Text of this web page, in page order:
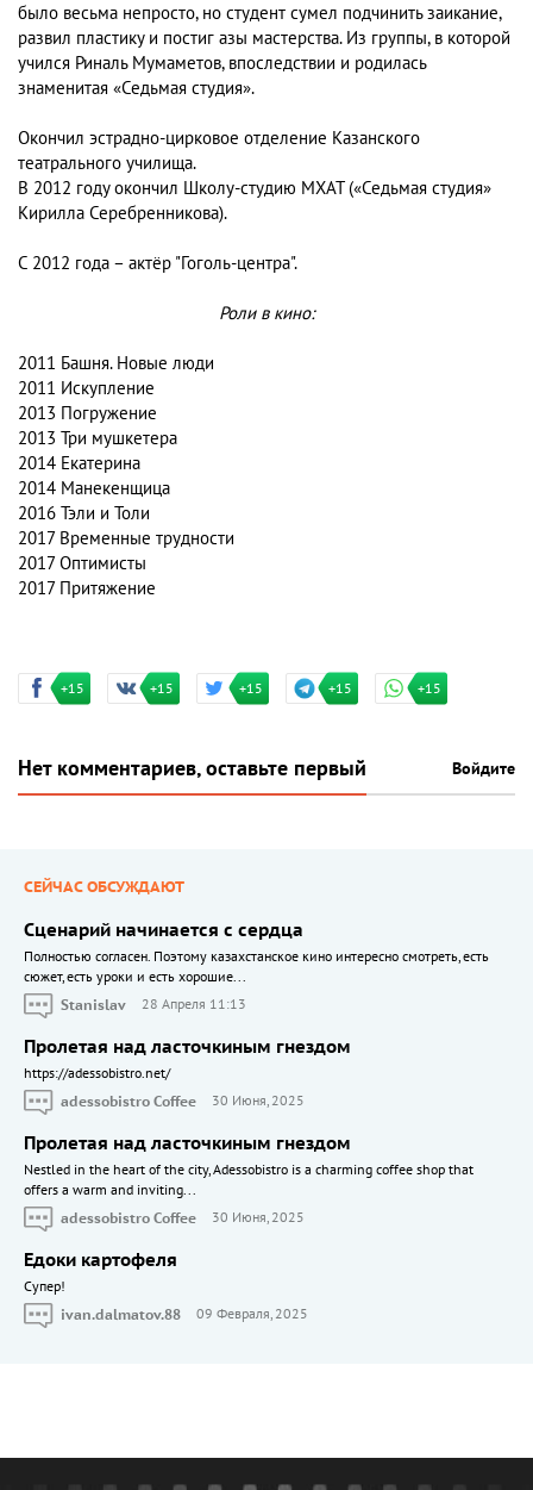
было весьма непросто, но студент сумел подчинить заикание,
развил пластику и постиг азы мастерства. Из группы, в которой
учился Риналь Мумаметов, впоследствии и родилась
знаменитая «Седьмая студия».
Окончил эстрадно-цирковое отделение Казанского
театрального училища.
В 2012 году окончил Школу-студию МХАТ («Седьмая студия»
Кирилла Серебренникова).
С 2012 года – актёр "Гоголь-центра".
Роли в кино:
2011 Башня. Новые люди
2011 Искупление
2013 Погружение
2013 Три мушкетера
2014 Екатерина
2014 Манекенщица
2016 Тэли и Толи
2017 Временные трудности
2017 Оптимисты
2017 Притяжение
+15 +15 +15 +15 +15
Нет комментариев, оставьте первый Войдите
СЕЙЧАС ОБСУЖДАЮТ
Сценарий начинается с сердца
Полностью согласен. Поэтому казахстанское кино интересно смотреть, есть
сюжет, есть уроки и есть хорошие...
Stanislav
28 Апреля 11:13
Пролетая над ласточкиным гнездом
https://adessobistro.net/
adessobistro Coffee
30 Июня, 2025
Пролетая над ласточкиным гнездом
Nestled in the heart of the city, Adessobistro is a charming coffee shop that
offers a warm and inviting...
adessobistro Coffee
30 Июня, 2025
Едоки картофеля
Cупер!
ivan.dalmatov.88
09 Февраля, 2025